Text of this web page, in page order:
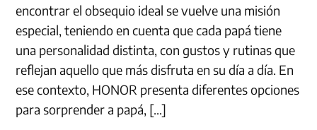
encontrar el obsequio ideal se vuelve una misión
especial, teniendo en cuenta que cada papá tiene
una personalidad distinta, con gustos y rutinas que
reflejan aquello que más disfruta en su día a día. En
ese contexto, HONOR presenta diferentes opciones
para sorprender a papá, […]